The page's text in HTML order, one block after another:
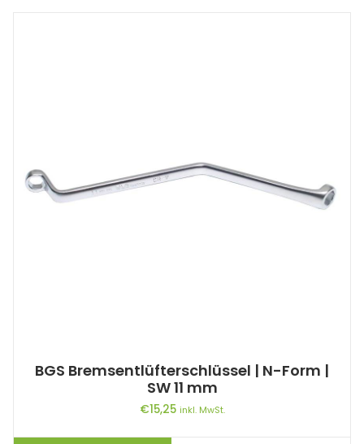
BGS Bremsentlüfterschlüssel | N-Form |
SW 11 mm
€15,25 inkl. MwSt.